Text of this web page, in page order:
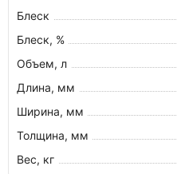
Блеск
Блеск, %
Объем, л
Длина, мм
Ширина, мм
Толщина, мм
Вес, кг